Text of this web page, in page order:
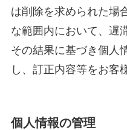
は削除を求められた場
な範囲内において、遅
その結果に基づき個人
し、訂正内容等をお客
個人情報の管理